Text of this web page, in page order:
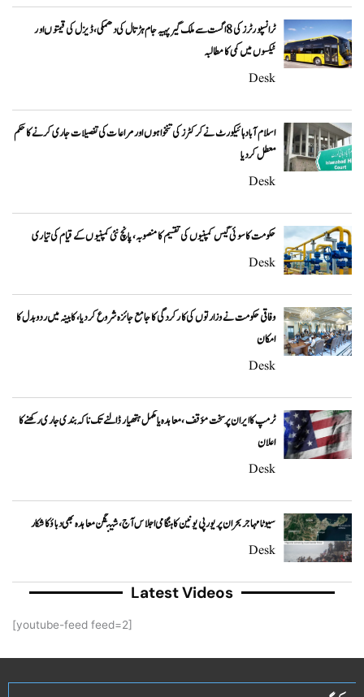
ٹرانسپورٹرز کی 8 اگست سے ملک گیر پہیہ جام ہڑتال کی دھمکی، ڈیزل کی قیمتوں اور
ٹیکسوں میں کمی کا مطالبہ
Desk
اسلام آباد ہائیکورٹ نے کرکٹرز کی تنخواہوں اور مراعات کی تفصیلات جاری کرنے کا حکم
معطل کر دیا
Desk
حکومت کا سوئی گیس کمپنیوں کی تقسیم کا منصوبہ، پانچ نئی کمپنیوں کے قیام کی تیاری
Desk
وفاقی حکومت نے وزارتوں کی کارکردگی کا جامع جائزہ شروع کر دیا، کابینہ میں ردوبدل کا
امکان
Desk
ٹرمپ کا ایران پر سخت مؤقف، معاہدہ یا مکمل ہتھیار ڈالنے تک ناکہ بندی جاری رکھنے کا
اعلان
Desk
سیوٹا مہاجر بحران پر یورپی یونین کا ہنگامی اجلاس آج، شینگن معاہدہ بھی دباؤ کا شکار
Desk
Latest Videos
[youtube-feed feed=2]